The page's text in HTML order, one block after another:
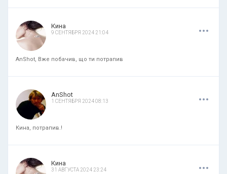
Кина
9 СЕНТЯБРЯ 2024 21:04 ...
AnShot, Вже побачив, що ти потрапив
AnShot
1 СЕНТЯБРЯ 2024 08:13 ...
Кина, потрапив.!
Кина
31 АВГУСТА 2024 23:24 ...